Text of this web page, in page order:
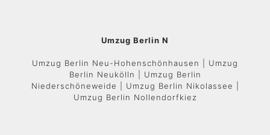
Umzug Berlin N
Umzug Berlin Neu-Hohenschönhausen | Umzug
Berlin Neukölln | Umzug Berlin
Niederschöneweide | Umzug Berlin Nikolassee |
Umzug Berlin Nollendorfkiez